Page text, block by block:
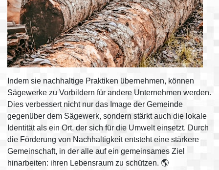
Indem sie nachhaltige Praktiken übernehmen, können
Sägewerke zu Vorbildern für andere Unternehmen werden.
Dies verbessert nicht nur das Image der Gemeinde
gegenüber dem Sägewerk, sondern stärkt auch die lokale
Identität als ein Ort, der sich für die Umwelt einsetzt. Durch
die Förderung von Nachhaltigkeit entsteht eine stärkere
Gemeinschaft, in der alle auf ein gemeinsames Ziel
hinarbeiten: ihren Lebensraum zu schützen. 🌎